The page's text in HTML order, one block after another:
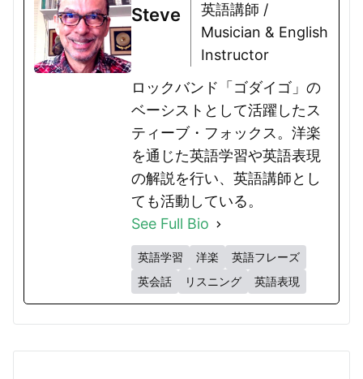
Steve
英語講師 /
Musician & English
Instructor
ロックバンド「ゴダイゴ」の
ベーシストとして活躍したス
ティーブ・フォックス。洋楽
を通じた英語学習や英語表現
の解説を行い、英語講師とし
ても活動している。
See Full Bio
英語学習 洋楽
英語フレーズ
英会話
リスニング 英語表現